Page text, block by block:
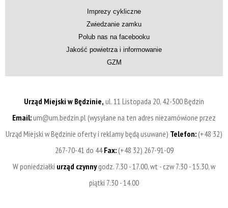
Imprezy cykliczne
Zwiedzanie zamku
Polub nas na facebooku
Jakość powietrza i informowanie
GZM
Urząd Miejski w Będzinie, ul. 11 Listopada 20, 42-500 Będzin
Email:um@um.bedzin.pl (wysyłane na ten adres niezamówione przez
Urząd Miejski w Będzinie oferty i reklamy będą usuwane) Telefon:(+48 32)
267-70-41 do 44Fax:(+48 32) 267-91-09
W poniedziałki urząd czynnygodz. 7.30 - 17.00, wt - czw 7.30 - 15.30, w
piątki 7.30 - 14.00